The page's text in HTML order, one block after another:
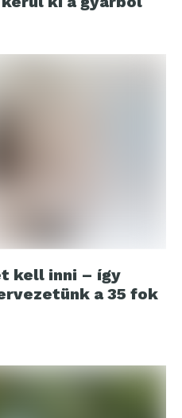
kell inni – így
a 35 fok